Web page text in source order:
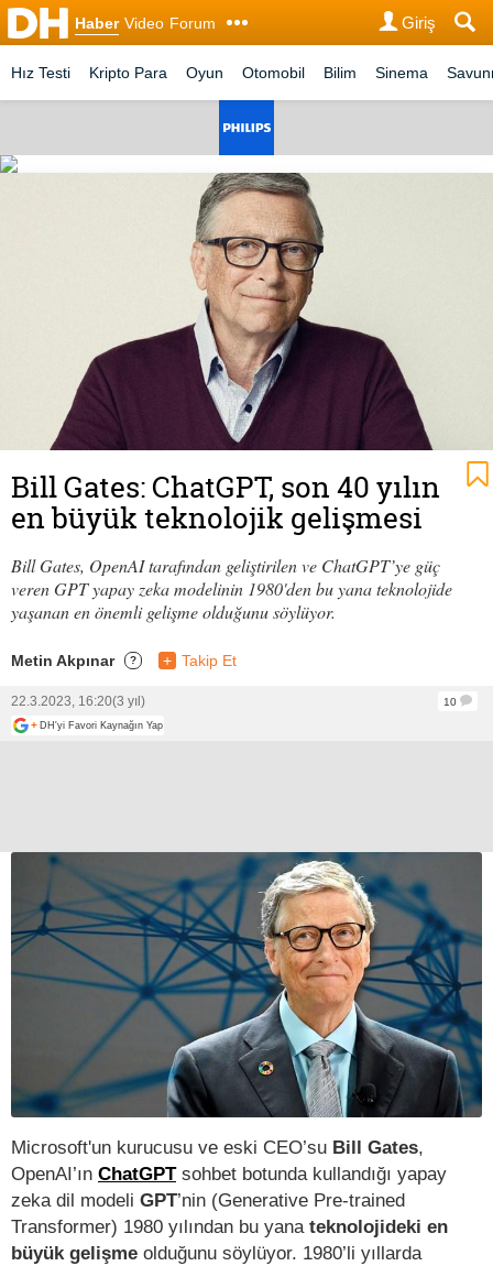
Haber Video Forum Giriş
Hız Testi Kripto Para Oyun Otomobil Bilim Sinema
Bill Gates: ChatGPT, son 40 yılın
en büyük teknolojik gelişmesi
Bill Gates, OpenAI tarafından geliştirilen ve ChatGPT’ye güç
veren GPT yapay zeka modelinin 1980'den bu yana teknolojide
yaşanan en önemli gelişme olduğunu söylüyor.
Metin Akpınar ? + Takip Et
22.3.2023, 16:20(3 yıl)
10
+ DH'yi Favori Kaynağın Yap
Microsoft'un kurucusu ve eski CEO’su Bill Gates,
OpenAI’ın ChatGPT sohbet botunda kullandığı yapay
zeka dil modeli GPT’nin (Generative Pre-trained
Transformer) 1980 yılından bu yana teknolojideki en
büyük gelişme olduğunu söylüyor. 1980’li yıllarda